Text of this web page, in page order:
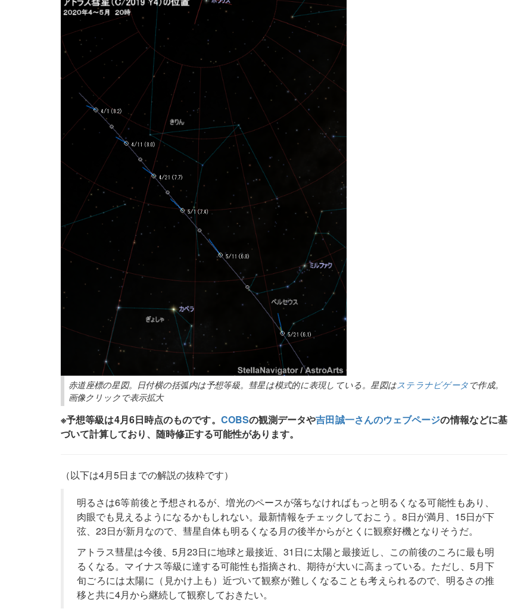
赤道座標の星図。日付横の括弧内は予想等級。彗星は模式的に表現している。星図はステラナビゲータ で作成。
画像クリックで表示拡大
※予想等級は4月6日時点のものです。 COBSの観測データや吉田誠一さんのウェブページの情報などに基
づいて計算しており、随時修正する可能性があります。
（以下は4月5日までの解説の抜粋です）
明るさは6等前後と予想されるが、増光のペースが落ちなければもっと明るくなる可能性もあり、
肉眼でも見えるようになるかもしれない。最新情報をチェックしておこう。8日が満月、15日が下
弦、23日が新月なので、彗星自体も明るくなる月の後半からがとくに観察好機となりそうだ。
アトラス彗星は今後、5月23日に地球と最接近、31日に太陽と最接近し、この前後のころに最も明
るくなる。マイナス等級に達する可能性も指摘され、期待が大いに高まっている。ただし、5月下
旬ごろには太陽に（見かけ上も）近づいて観察が難しくなることも考えられるので、明るさの推
移と共に4月から継続して観察しておきたい。